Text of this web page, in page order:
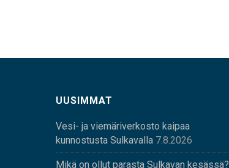
UUSIMMAT
Vesi- ja viemäriverkosto kaipaa
kunnostusta Sulkavalla 7.8.2026
Mikä on ollut parasta Sulkavan kesässä?